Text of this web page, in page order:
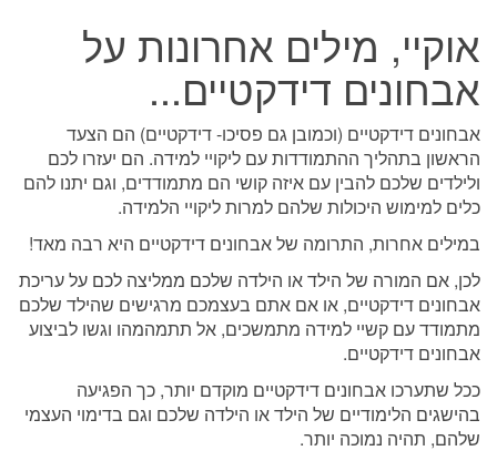
אוקיי, מילים אחרונות על
אבחונים דידקטיים...
אבחונים דידקטיים (וכמובן גם פסיכו- דידקטיים) הם הצעד
הראשון בתהליך ההתמודדות עם ליקויי למידה. הם יעזרו לכם
ולילדים שלכם להבין עם איזה קושי הם מתמודדים, וגם יתנו להם
כלים למימוש היכולות שלהם למרות ליקויי הלמידה.
במילים אחרות, התרומה של אבחונים דידקטיים היא רבה מאד!
לכן, אם המורה של הילד או הילדה שלכם ממליצה לכם על עריכת
אבחונים דידקטיים, או אם אתם בעצמכם מרגישים שהילד שלכם
מתמודד עם קשיי למידה מתמשכים, אל תתמהמהו וגשו לביצוע
אבחונים דידקטיים.
ככל שתערכו אבחונים דידקטיים מוקדם יותר, כך הפגיעה
בהישגים הלימודיים של הילד או הילדה שלכם וגם בדימוי העצמי
שלהם, תהיה נמוכה יותר.